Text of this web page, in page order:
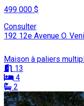
499 000 $
Consulter
192 12e Avenue O.
Maison à paliers
13
4
2